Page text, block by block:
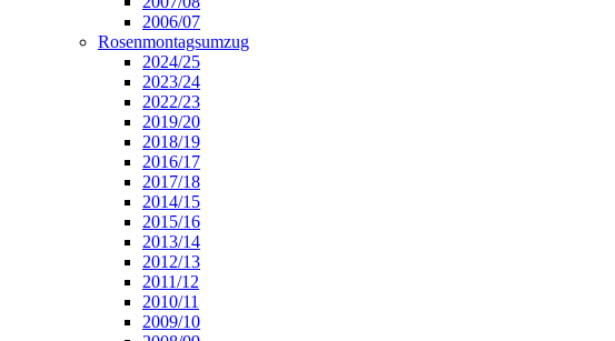
2006/07
Rosenmontagsumzug
2024/25
2023/24
2022/23
2019/20
2018/19
2016/17
2017/18
2014/15
2015/16
2013/14
2012/13
2011/12
2010/11
2009/10